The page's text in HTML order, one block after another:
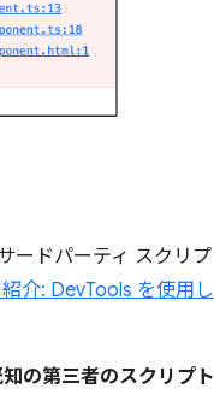
ードパーティ スクリプ
介: DevTools を使用し
の第三者のスクリプト